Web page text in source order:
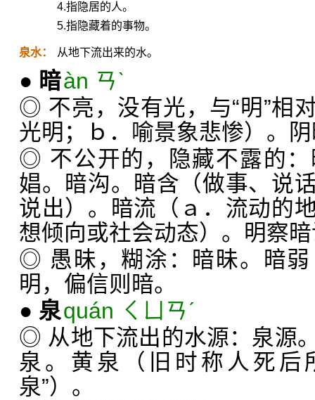
4.指隐居的人。
5.指隐藏着的事物。
泉水： 从地下流出来的水。
● 暗àn ㄢˋ
◎ 不亮，没有光，与“明”相
光明；ｂ．喻景象悲惨）。
◎ 不公开的，隐藏不露的
娼。暗沟。暗含（做事、说
说出）。暗流（ａ．流动的
想倾向或社会动态）。明察
◎ 愚昧，糊涂：暗昧。暗
明，偏信则暗。
● 泉quán ㄑㄩㄢˊ
◎ 从地下流出的水源：泉源
泉。黄泉（旧时称人死后
泉”）。